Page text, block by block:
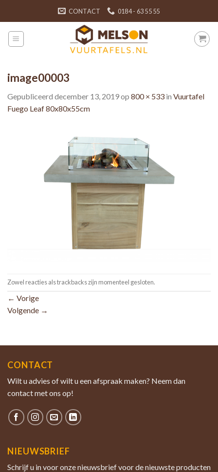
content
CONTACT 0184 - 63 55 55
image00003
Gepubliceerd december 13, 2019op 800 × 533 in Vuurtafel
Fuego Leaf 80x80x55cm
Zowel reacties als trackbacks zijn momenteel gesloten.
← Vorige
Volgende →
CONTACT
Wilt u advies of wilt u een afspraak maken? Neem dan
contact met ons op!
NIEUWSBRIEF
Schrijf u in voor onze nieuwsbrief voor de nieuwste producten